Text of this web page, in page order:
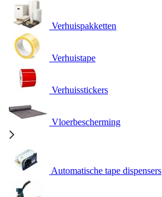
Verhuispakketten
Verhuistape
Verhuisstickers
Vloerbescherming
Automatische tape dispensers